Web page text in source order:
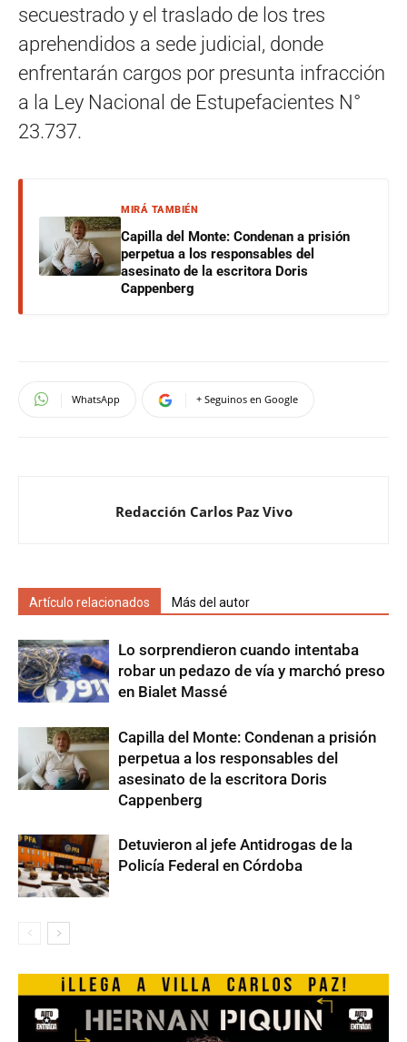
secuestrado y el traslado de los tres
aprehendidos a sede judicial, donde
enfrentarán cargos por presunta infracción
a la Ley Nacional de Estupefacientes N°
23.737.
MIRÁ TAMBIÉN
Capilla del Monte: Condenan a prisión
perpetua a los responsables del
asesinato de la escritora Doris
Cappenberg
WhatsApp + Seguinos en Google
Redacción Carlos Paz Vivo
Artículo relacionados Más del autor
Lo sorprendieron cuando intentaba
robar un pedazo de vía y marchó preso
en Bialet Massé
Capilla del Monte: Condenan a prisión
perpetua a los responsables del
asesinato de la escritora Doris
Cappenberg
Detuvieron al jefe Antidrogas de la
Policía Federal en Córdoba